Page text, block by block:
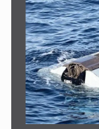
Fırıldaqçıların
əvvəl diqqətli